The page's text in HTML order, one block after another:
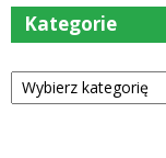
Kategorie
Kategorie